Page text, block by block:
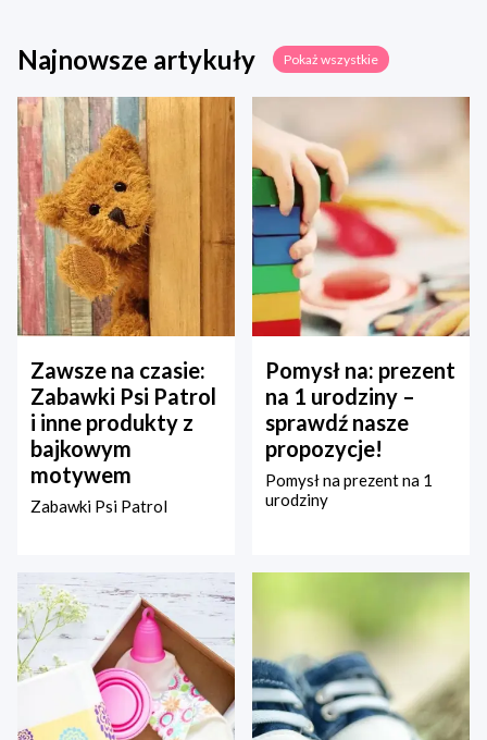
Najnowsze artykuły Pokaż wszystkie
Zawsze na czasie:
Zabawki Psi Patrol
i inne produkty z
bajkowym
motywem
Zabawki Psi Patrol
Pomysł na: prezent
na 1 urodziny –
sprawdź nasze
propozycje!
Pomysł na prezent na 1
urodziny